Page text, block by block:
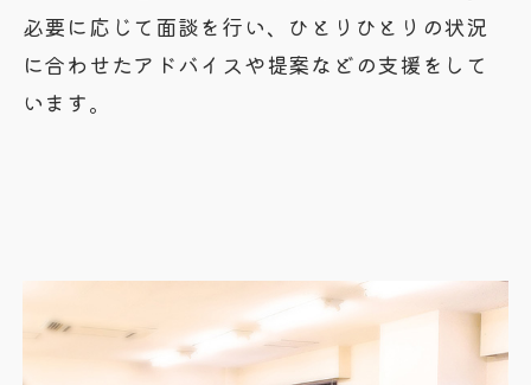
必要に応じて面談を行い、ひとりひとりの状況
に合わせたアドバイスや提案などの支援をして
います。